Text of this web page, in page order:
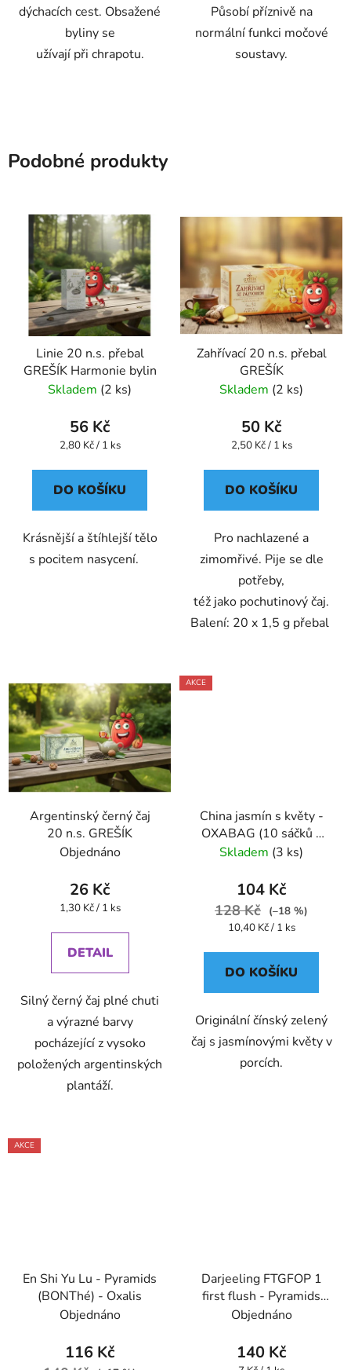
dýchacích cest. Obsažené
byliny se
užívají při chrapotu.
Působí příznivě na
normální funkci močové
soustavy.
Podobné produkty
Linie 20 n.s. přebal
GREŠÍK Harmonie bylin
Skladem (2 ks)
56 Kč
Měrná
2,80 Kč / 1 ks
DO KOŠÍKU
Krásnější a štíhlejší tělo
s pocitem nasycení.
Zahřívací 20 n.s. přebal
GREŠÍK
Skladem (2 ks)
50 Kč
Měrná
2,50 Kč / 1 ks
DO KOŠÍKU
Pro nachlazené a
zimomřivé. Pije se dle
potřeby,
též jako pochutinový čaj.
Balení: 20 x 1,5 g přebal
Argentinský černý čaj
20 n.s. GREŠÍK
Objednáno
26 Kč
Měrná
1,30 Kč / 1 ks
DETAIL
Silný černý čaj plné chuti
a výrazné barvy
pocházející z vysoko
položených argentinských
plantáží.
AKCE
China jasmín s květy -
OXABAG (10 sáčků x
4g) - Oxalis
Skladem (3 ks)
104 Kč
128 Kč
(–18 %)
Měrná
10,40 Kč / 1 ks
DO KOŠÍKU
Originální čínský zelený
čaj s jasmínovými květy v
porcích.
AKCE
En Shi Yu Lu - Pyramids
(BONThé) - Oxalis
Objednáno
116 Kč
Darjeeling FTGFOP 1
first flush - Pyramids
(BONThé) - Oxalis
Objednáno
140 Kč